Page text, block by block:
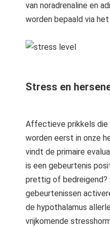
van noradrenaline en
worden bepaald via
Stress en
Affectieve prikkels die
worden eerst in onze
vindt de primaire
is een gebeurtenis
prettig of bedreigend?
gebeurtenissen
de hypothalamus
vrijkomende